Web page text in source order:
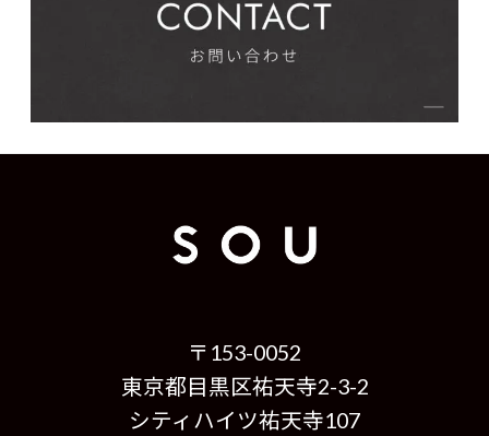
〒153-0052
東京都目黒区祐天寺2-3-2
シティハイツ祐天寺107